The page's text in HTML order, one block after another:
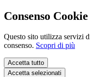
Consenso Cookie
Questo sito utilizza servizi
consenso. Scopri di più
Accetta tutto
Accetta selezionati